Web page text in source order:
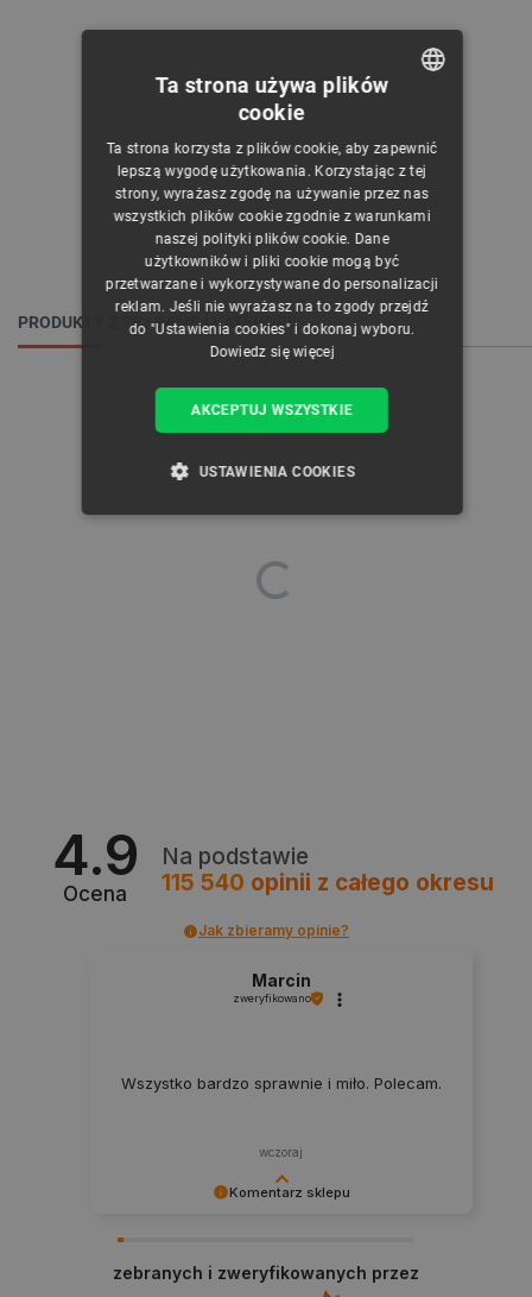
PRODUKTY Z TEJ SAMEJ KATEGORII:
4.9
Ocena
Na podstawie
115 540 opinii z całego okresu
Jak zbieramy opinie?
Komentarz sklepu
na przyszłość.
Marcin
zweryfikowano
Wszystko bardzo sprawnie i miło. Polecam.
wczoraj
zebranych i zweryfikowanych przez
CZECH
ENGLISH
GERMAN
Ta strona używa plików
cookie
Ta strona korzysta z plików cookie, aby zapewnić
lepszą wygodę użytkowania. Korzystając z tej
strony, wyrażasz zgodę na używanie przez nas
wszystkich plików cookie zgodnie z warunkami
naszej polityki plików cookie. Dane
użytkowników i pliki cookie mogą być
przetwarzane i wykorzystywane do personalizacji
reklam. Jeśli nie wyrażasz na to zgody przejdź
do "Ustawienia cookies" i dokonaj wyboru.
Dowiedz się więcej
AKCEPTUJ WSZYSTKIE
USTAWIENIA COOKIES
TARGETOWANIE
podstawowych funkcji strony internetowej, takich
jak logowanie użytkownika i zarządzanie kontem.
Bez niezbędnych plików cookie nie można
prawidłowo korzystać ze strony internetowej.
PrestaShop-[abcdef0123456789]{32}
_lb .botland.com.pl